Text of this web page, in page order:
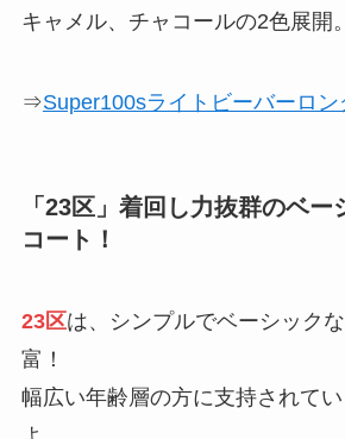
キャメル、チャコールの2色展開。
⇒Super100sライトビーバーロン
「23区」着回し力抜群のベ
コート！
23区は、シンプルでベーシック
富！
幅広い年齢層の方に支持されて